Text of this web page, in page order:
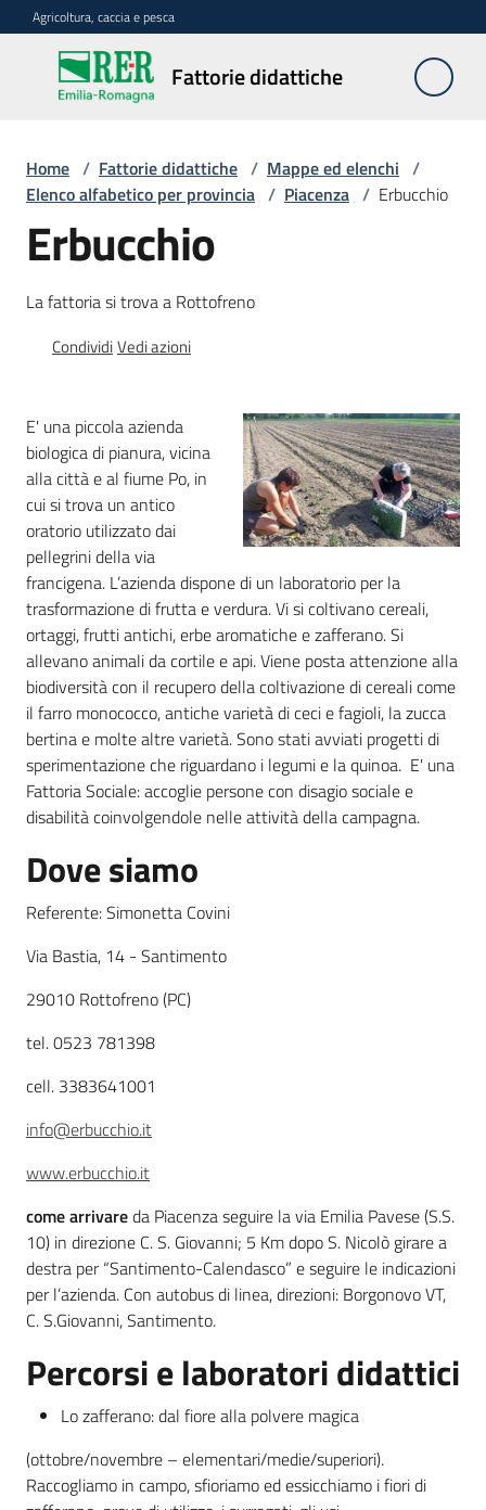
Vai al contenuto
Vai alla navigazione
Vai al footer
Agricoltura, caccia e pesca
Fattorie didattiche
Fattorie
didattiche
Trova
mappa
Menu selezionato
Requisiti
abilitanti
Agricoltura
in
cifre
Agricoltura,
caccia e
pesca
Argomenti
Novità
Servizi
Piani programmi
Home / Fattorie didattiche / Mappe ed elenchi /
Elenco alfabetico per provincia / Piacenza / Erbucchio
Erbucchio
La fattoria si trova a Rottofreno
CondividiVedi azioni
E' una piccola azienda
biologica di pianura, vicina
alla città e al fiume Po, in
cui si trova un antico
oratorio utilizzato dai
pellegrini della via
francigena. L’azienda dispone di un laboratorio per la
trasformazione di frutta e verdura. Vi si coltivano cereali,
ortaggi, frutti antichi, erbe aromatiche e zafferano. Si
allevano animali da cortile e api. Viene posta attenzione alla
biodiversità con il recupero della coltivazione di cereali come
il farro monococco, antiche varietà di ceci e fagioli, la zucca
bertina e molte altre varietà. Sono stati avviati progetti di
sperimentazione che riguardano i legumi e la quinoa. E' una
Fattoria Sociale: accoglie persone con disagio sociale e
disabilità coinvolgendole nelle attività della campagna.
Dove siamo
Referente: Simonetta Covini
Via Bastia, 14 - Santimento
29010 Rottofreno (PC)
tel. 0523 781398
cell. 3383641001
info@erbucchio.it
www.erbucchio.it
come arrivareda Piacenza seguire la via Emilia Pavese (S.S.
10) in direzione C. S. Giovanni; 5 Km dopo S. Nicolò girare a
destra per “Santimento-Calendasco” e seguire le indicazioni
per l’azienda. Con autobus di linea, direzioni: Borgonovo VT,
C. S.Giovanni, Santimento.
Percorsi e laboratori didattici
Lo zafferano: dal fiore alla polvere magica
(ottobre/novembre – elementari/medie/superiori).
Raccogliamo in campo, sfioriamo ed essicchiamo i fiori di